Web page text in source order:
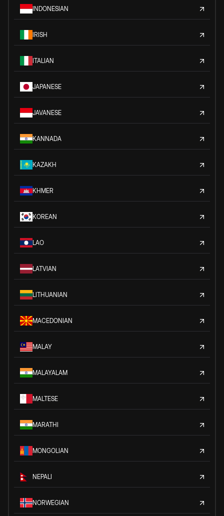
INDONESIAN
IRISH
ITALIAN
JAPANESE
JAVANESE
KANNADA
KAZAKH
KHMER
KOREAN
LAO
LATVIAN
LITHUANIAN
MACEDONIAN
MALAY
MALAYALAM
MALTESE
MARATHI
MONGOLIAN
NEPALI
NORWEGIAN